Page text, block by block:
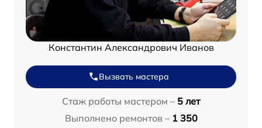
Константин Александрович Иванов
Вызвать мастера
Стаж работы мастером – 5 лет
Выполнено ремонтов – 1 350